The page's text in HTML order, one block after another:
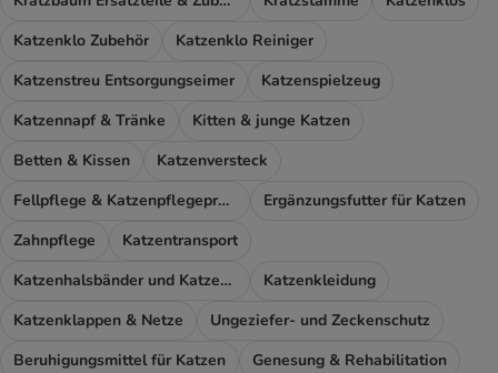
Katzenklo Zubehör
Katzenklo Reiniger
Katzenstreu Entsorgungseimer
Katzenspielzeug
Katzennapf & Tränke
Kitten & junge Katzen
Betten & Kissen
Katzenversteck
Fellpflege & Katzenpflegeprodukte
Ergänzungsfutter für Katzen
Zahnpflege
Katzentransport
Katzenhalsbänder und Katzengeschirr
Katzenkleidung
Katzenklappen & Netze
Ungeziefer- und Zeckenschutz
Beruhigungsmittel für Katzen
Genesung & Rehabilitation